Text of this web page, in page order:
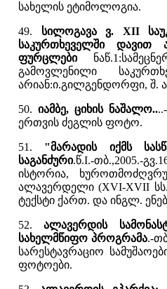
სახელის ეტიმოლოგია.
49. სილოგავა ვ. XII
საკურთხეველში დავით
ფურცლები
გამოვლენილი
არიან:ი.გილგენდორფი, შ.
50. იამბე, ციხის ნაშალო..
ერთვის ძეგლის ფოტო.
51. "მარადის იქმს
საგანძური.წ.I.-თბ.,2005.-
ისტორია,
ალავერდელი (XVI-XVII
ტექსტი ქართ. და ინგლ.
52.ალავერდის
სახელმწიფო პროგრამა.-
სარესტავრაციო
ფოტოები.